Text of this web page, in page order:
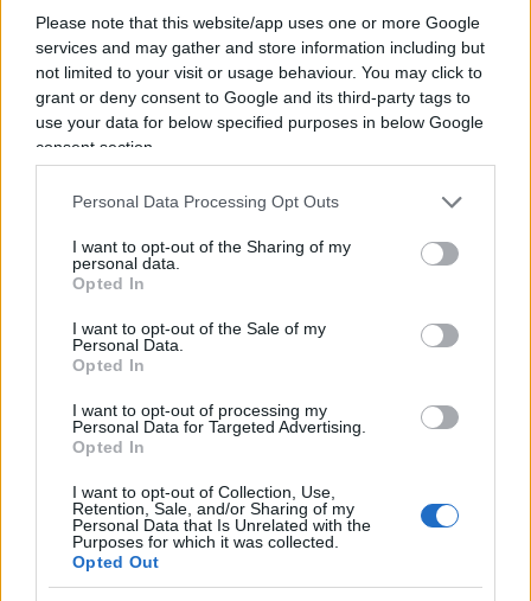
Please note that this website/app uses one or more Google
services and may gather and store information including but
not limited to your visit or usage behaviour. You may click to
grant or deny consent to Google and its third-party tags to
use your data for below specified purposes in below Google
consent section.
Personal Data Processing Opt Outs
I want to opt-out of the Sharing of my
personal data.
Opted In
I want to opt-out of the Sale of my
Personal Data.
Opted In
I want to opt-out of processing my
Personal Data for Targeted Advertising.
Opted In
I want to opt-out of Collection, Use,
Retention, Sale, and/or Sharing of my
Personal Data that Is Unrelated with the
Purposes for which it was collected.
Opted Out
sovente, con lusinghiero successo, dei bei lavori”.
Soffermiamoci su“prestanze”che ora noi
utilizziamo per descrivere i culturisti della
domenica mentre allora la signorilità dei tratti. E
poi su“famiglia precaria”
conducente mascherato simil Uber, figlio rider per
consegna pizze, madre badante in nero, quelli che
i nostri “competenti” bollano come evasori dei
era nel significato di istituzione post medioevale
di concessione in comodato di immobili.
Proseguiamo.
profonda passione pei fiori, Amò anche l’attività
politica con una intrepidezza che veniva, non da
cattivo spirito di parte, ma da ardente spirito